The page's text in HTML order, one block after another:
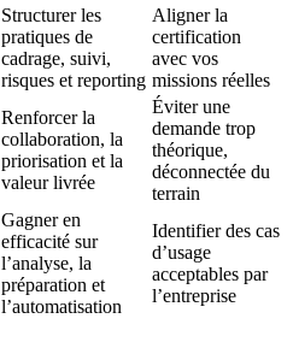
Structurer les
pratiques de
cadrage, suivi,
risques et reporting
Aligner la
certification
avec vos
missions réelles
Renforcer la
collaboration, la
priorisation et la
valeur livrée
Éviter une
demande trop
théorique,
déconnectée du
terrain
Gagner en
efficacité sur
l’analyse, la
préparation et
l’automatisation
Identifier des cas
d’usage
acceptables par
l’entreprise